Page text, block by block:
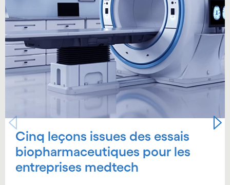
Cinq leçons issues des essais
biopharmaceutiques pour les
entreprises medtech